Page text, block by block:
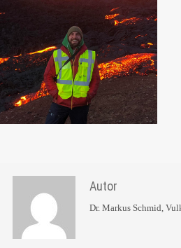
Autor
Dr. Markus Schmid,